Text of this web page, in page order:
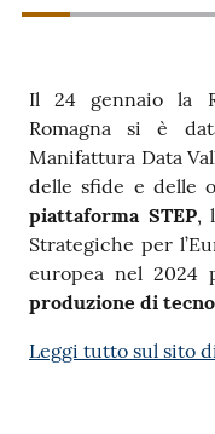
Contatti
Seguici
su
Il 24 gennaio la
Romagna si è
Manifattura Data
delle sfide e delle
piattaforma STEP,
Strategiche per
europea nel 2024
produzione di
Leggi tutto sul sito